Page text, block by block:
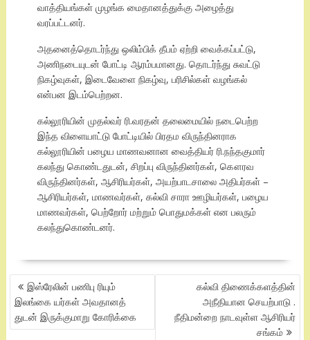
வாத்தியங்கள் முழங்க மைதானத்துக்கு அழைத்து
வரப்பட்டனர்.
அதனைத்தொடர்ந்து ஒலிம்பிக் தீபம் ஏற்றி வைக்கப்பட்டு,
அணிநடையுடன் போட்டி ஆரம்பமானது. தொடர்ந்து சுவட்டு
நிகழ்வுகள், இடைவேளை நிகழ்வு, பரிசில்கள் வழங்கல்
என்பன இடம்பெற்றன.
கல்லூரியின் முதல்வர் ரி.வரதன் தலைமையில் நடைபெற்ற
இந்த விளையாட்டு போட்டியில் பிரதம விருந்தினராக
கல்லூரியின் பழைய மாணவனான வைத்தியர் ரி.நந்தகுமார்
கலந்து கொண்டதுடன், சிறப்பு விருந்தினர்கள், கௌரவ
விருந்தினர்கள், ஆசிரியர்கள், அயற்பாடசாலை அதிபர்கள் –
ஆசிரியர்கள், மாணவர்கள், கல்வி சாரா ஊழியர்கள், பழைய
மாணவர்கள், பெற்றோர் மற்றும் பொதுமக்கள் என பலரும்
கலந்துகொண்டனர்.
POST
NAVIGATION
இஸ்ரேலின் பணிபு ரியும்
இலங்கை யர்கள் அவதானத்
துடன் இருக்குமாறு கோரிக்கை
கல்வி திணைக்களத்தின்
அநீதியான செயற்பாடு .
நீதிமன்றை நாடவுள்ள ஆசிரியர்
சங்கம்